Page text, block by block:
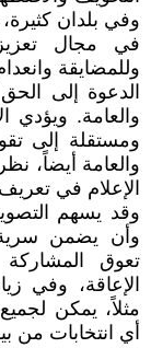
وفي بلدان
في مجال
وللمضايقة
الدعوة إلى
والعامة. ويؤدي
ومستقلة إلى
والعامة أيضاً،
الإعلام في
وقد يسهم
وأن يضمن سرية
تعوق
الإعاقة، وفي
مثلاً، يمكن لجميع
أي انتخابات